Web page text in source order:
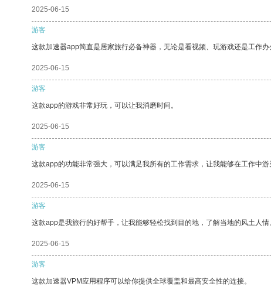
2025-06-15
游客
这款加速器app简直是居家旅行必备神器，无论是看视频、玩游戏还是工作
2025-06-15
游客
这款app的游戏非常好玩，可以让我消磨时间。
2025-06-15
游客
这款app的功能非常强大，可以满足我所有的工作需求，让我能够在工作中游
2025-06-15
游客
这款app是我旅行的好帮手，让我能够轻松找到目的地，了解当地的风土人情
2025-06-15
游客
这款加速器VPM应用程序可以给你提供全球覆盖和最高安全性的连接。